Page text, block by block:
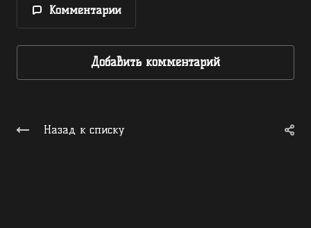
Комментарии
Добавить комментарий
Назад к списку